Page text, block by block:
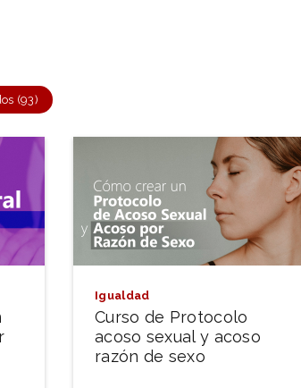
(93)
Igualdad
Curso de Protocolo
acoso sexual y acoso
razón de sexo